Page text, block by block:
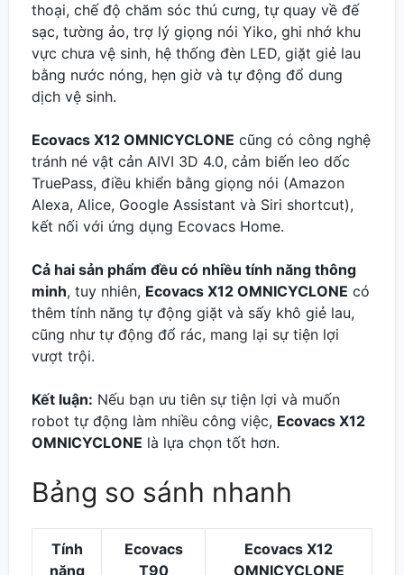
thoại, chế độ chăm sóc thú cưng, tự quay về đế
sạc, tường ảo, trợ lý giọng nói Yiko, ghi nhớ khu
vực chưa vệ sinh, hệ thống đèn LED, giặt giẻ lau
bằng nước nóng, hẹn giờ và tự động đổ dung
dịch vệ sinh.
Ecovacs X12 OMNICYCLONE cũng có công nghệ
tránh né vật cản AIVI 3D 4.0, cảm biến leo dốc
TruePass, điều khiển bằng giọng nói (Amazon
Alexa, Alice, Google Assistant và Siri shortcut),
kết nối với ứng dụng Ecovacs Home.
Cả hai sản phẩm đều có nhiều tính năng thông
minh, tuy nhiên, Ecovacs X12 OMNICYCLONE có
thêm tính năng tự động giặt và sấy khô giẻ lau,
cũng như tự động đổ rác, mang lại sự tiện lợi
vượt trội.
Kết luận: Nếu bạn ưu tiên sự tiện lợi và muốn
robot tự động làm nhiều công việc, Ecovacs X12
OMNICYCLONE là lựa chọn tốt hơn.
Bảng so sánh nhanh
Tính
năng
Ecovacs
T90
Ecovacs X12
OMNICYCLONE